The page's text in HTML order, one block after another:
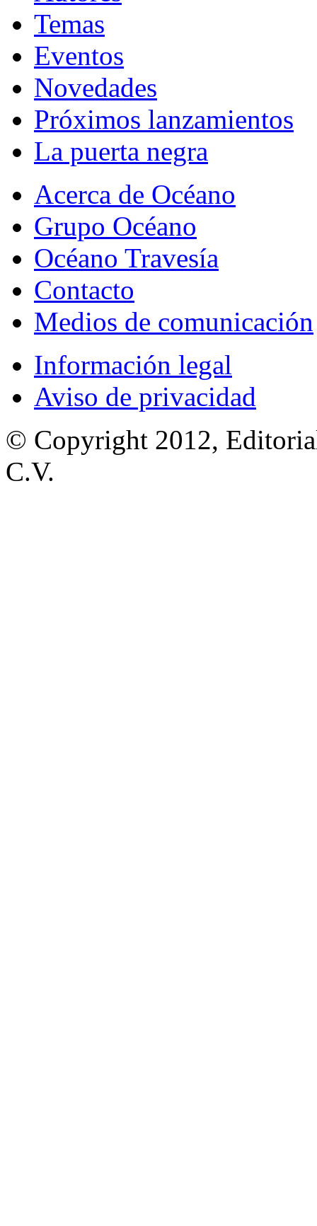
Temas
Eventos
Novedades
Próximos lanzamientos
La puerta negra
Acerca de Océano
Grupo Océano
Océano Travesía
Contacto
Medios de comunicación
Información legal
Aviso de privacidad
© Copyright 2012,
C.V.